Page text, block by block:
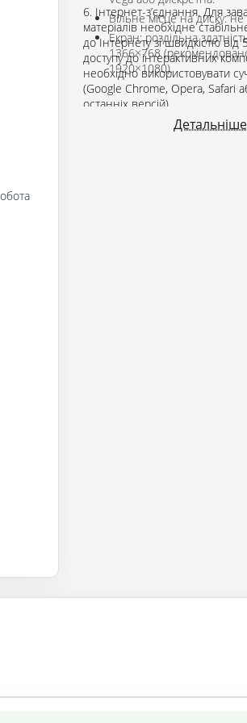
Вільне місце на диску:
Екран: роздільна
1366×768
1920×1080).
6. Інтернет-з’єднання. Для
матеріалів необхідне
до Інтернету зі швидкістю від
доступу до інтерактивних
необхідно використовувати
(Google Chrome, Opera, Safari
останніх версій).
Детальніше